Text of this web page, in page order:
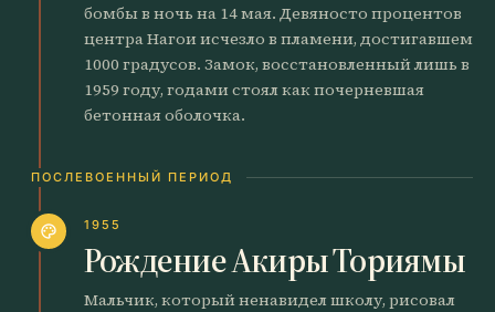
бомбы в ночь на 14 мая. Девяносто процентов
центра Нагои исчезло в пламени, достигавшем
1000 градусов. Замок, восстановленный лишь в
1959 году, годами стоял как почерневшая
бетонная оболочка.
ПОСЛЕВОЕННЫЙ ПЕРИОД
palette 1955
Рождение Акиры Ториямы
Мальчик, который ненавидел школу, рисовал